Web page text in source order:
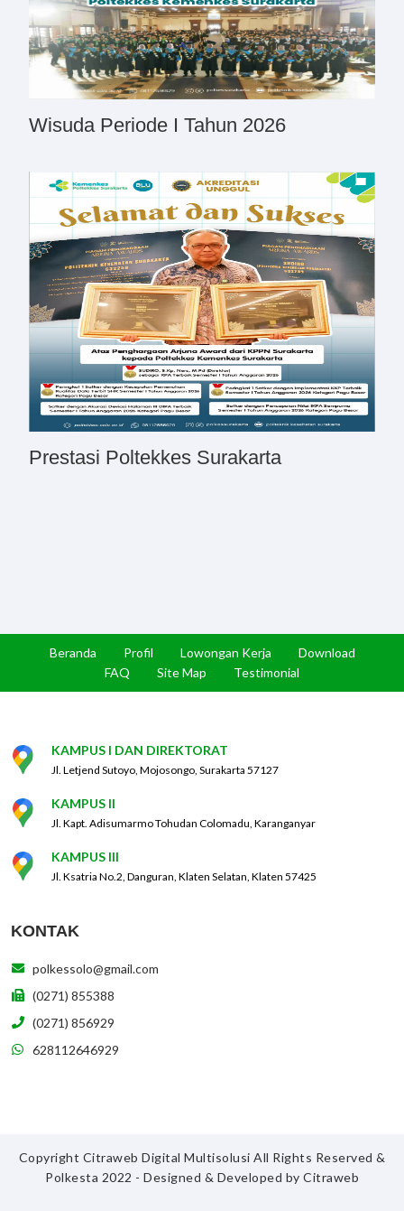
Wisuda Periode I Tahun 2026
Prestasi Poltekkes Surakarta
Beranda Profil Lowongan Kerja
Download
FAQ
Site Map Testimonial
KAMPUS I DAN DIREKTORAT
Jl. Letjend Sutoyo, Mojosongo, Surakarta 57127
KAMPUS II
Jl. Kapt. Adisumarmo Tohudan Colomadu, Karanganyar
KAMPUS III
Jl. Ksatria No.2, Danguran, Klaten Selatan, Klaten 57425
KONTAK
polkessolo@gmail.com
(0271) 855388
(0271) 856929
628112646929
Copyright Citraweb Digital Multisolusi All Rights Reserved &
Polkesta 2022 - Designed & Developed by Citraweb